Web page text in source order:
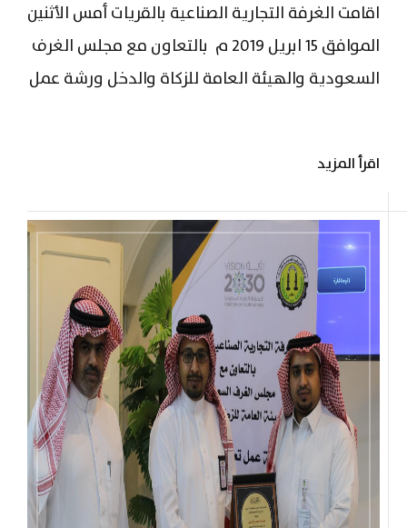
اقامت الغرفة التجارية الصناعية بالقريات أمس الأثنين
الموافق 15 ابريل 2019 م بالتعاون مع مجلس الغرف
السعودية والهيئة العامة للزكاة والدخل ورشة عمل
هيئة الزكاة وقد تم خلال الورشة تعريف المكلفين
على كيفية التسجيل واحتساب الضريبة. ...
اقرأ المزيد